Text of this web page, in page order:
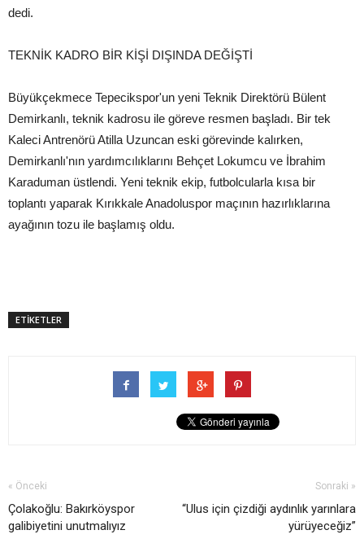
dedi.
TEKNİK KADRO BİR KİŞİ DIŞINDA DEĞİŞTİ
Büyükçekmece Tepecikspor'un yeni Teknik Direktörü Bülent
Demirkanlı, teknik kadrosu ile göreve resmen başladı. Bir tek
Kaleci Antrenörü Atilla Uzuncan eski görevinde kalırken,
Demirkanlı'nın yardımcılıklarını Behçet Lokumcu ve İbrahim
Karaduman üstlendi. Yeni teknik ekip, futbolcularla kısa bir
toplantı yaparak Kırıkkale Anadoluspor maçının hazırlıklarına
ayağının tozu ile başlamış oldu.
ETİKETLER
« Önceki
Çolakoğlu: Bakırköyspor
galibiyetini unutmalıyız
Sonraki »
“Ulus için çizdiği aydınlık yarınlara
yürüyeceğiz”